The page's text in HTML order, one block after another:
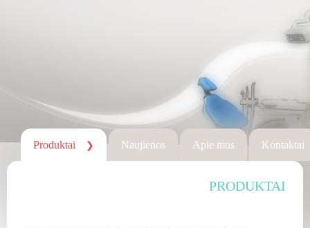
Produktai ❯ Naujienos Apie mus Kontaktai
PRODUKTAI